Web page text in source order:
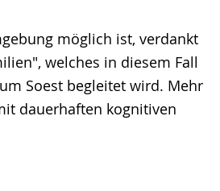
möglich ist, verdankt
welches in diesem Fall
Soest begleitet wird. Mehr
dauerhaften kognitiven